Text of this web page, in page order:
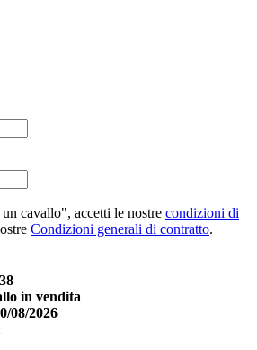
cavallo", accetti le nostre condizioni di
Condizioni generali di contratto.
in vendita
08/2026